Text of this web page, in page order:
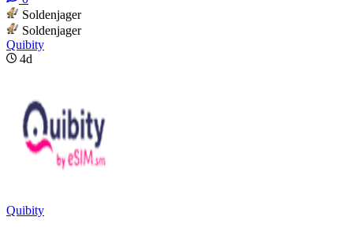
Soldenjager
Soldenjager
Quibity
4d
Quibity